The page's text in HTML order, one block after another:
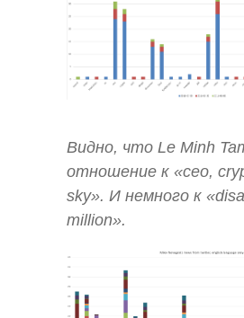
Видно, что Le Minh
отношение к «ceo,
sky». И немного к
million».